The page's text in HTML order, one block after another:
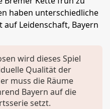
haben unterschiedliche
Leidenschaft, Bayern
wird dieses Spiel
Qualität der
muss die Räume
Bayern auf die
setzt.